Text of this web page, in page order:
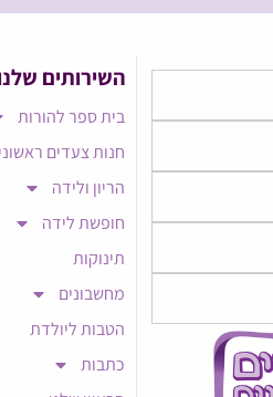
השירותים
בית ספר להורות
חנות צעדים
הריון ולידה
חופשת לידה
תינוקות
מחשבונים
הטבות ליולדת
כתבות